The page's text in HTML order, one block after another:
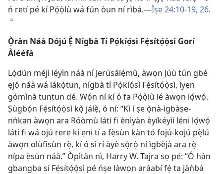
ń retí pé kí Pọ́ọ̀lù wá fún òun ní rìbá.—Ìṣe 24:10-19, 26.
b
Ọ̀ràn Náà Dójú Ẹ̀ Nígbà Tí Pọ́kíọ́sì Fẹ́sítọ́ọ̀sì Gorí
Àlééfà
Lọ́dún méjì lẹ́yìn náà ní Jerúsálẹ́mù, àwọn Júù tún gbé
ẹjọ́ náà wá lákọ̀tun, nígbà tí Pọ́kíọ́sì Fẹ́sítọ́ọ̀sì, ìyẹn
gómìnà tuntun dé. Wọ́n ní kí ó fa Pọ́ọ̀lù lé àwọn lọ́wọ́.
Ṣùgbọ́n Fẹ́sítọ́ọ̀sì kọ̀ jálẹ̀, ó ní: “Kì í ṣe ọ̀nà-ìgbàṣe-
nǹkan àwọn ara Róòmù láti fi ènìyàn èyíkéyìí léni lọ́wọ́
láti fi wá ojú rere kí ẹni tí a fẹ̀sùn kàn tó fojú-kojú pẹ̀lú
àwọn olùfisùn rẹ̀, kí ó sì rí àyè sọ̀rọ̀ ní ìgbèjà ara rẹ̀
nípa ẹ̀sùn náà.” Òpìtàn nì, Harry W. Tajra sọ pé: “Ó hàn
gbangba sí Fẹ́sítọ́ọ̀sì pé ńṣe làwọn aráabí fẹ́ ta jàǹbá